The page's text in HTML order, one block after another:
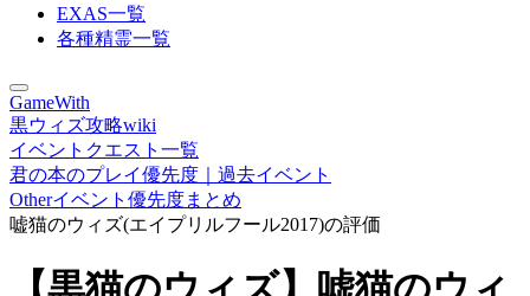
EXAS一覧
各種精霊一覧
GameWith
黒ウィズ攻略wiki
イベントクエスト一覧
君の本のプレイ優先度｜過去イベント
Otherイベント優先度まとめ
嘘猫のウィズ(エイプリルフール2017)の評価